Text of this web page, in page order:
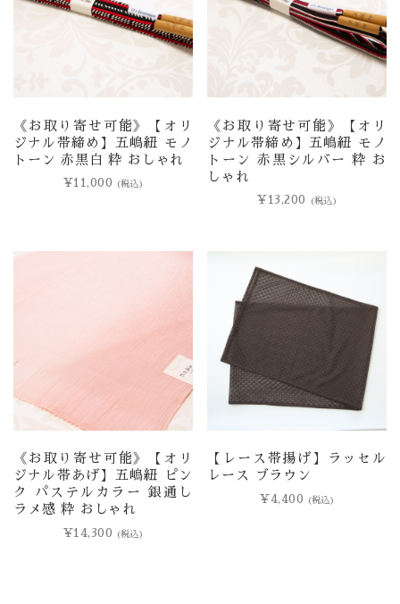
《お取り寄せ可能》【オリ
ジナル帯締め】五嶋紐 モノ
トーン 赤黒白 粋 おしゃれ
¥ 11,000 (税込)
《お取り寄せ可能》【オリ
ジナル帯締め】五嶋紐 モノ
トーン 赤黒シルバー 粋 お
しゃれ
¥ 13,200 (税込)
《お取り寄せ可能》【オリ
ジナル帯あげ】五嶋紐 ピン
ク パステルカラー 銀通し
ラメ感 粋 おしゃれ
¥14,300 (税込)
【レース帯揚げ】ラッセル
レース ブラウン
¥4,400 (税込)